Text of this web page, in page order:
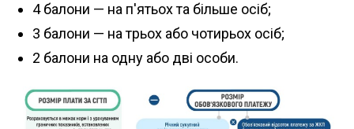
4 балони — на п'ятьох та більше осіб;
3 балони — на трьох або чотирьох осіб;
2 балони на одну або дві особи.